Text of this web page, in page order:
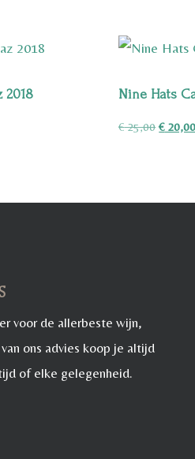
2018 Nine Hats
€25,00
€
€20,00
voor de allerbeste wijn,
ons advies koop je altijd
of elke gelegenheid.